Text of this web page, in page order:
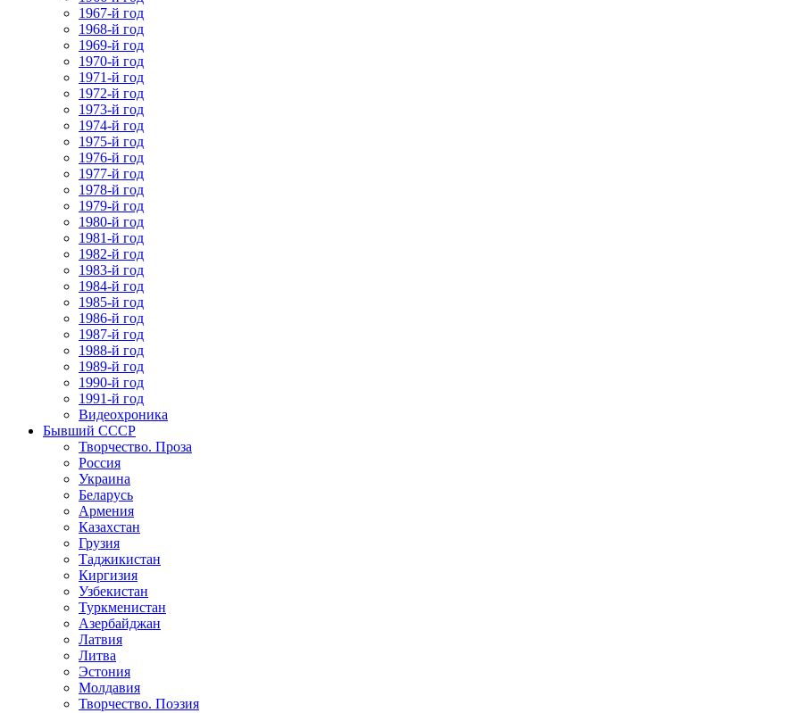
1967-й год
1968-й год
1969-й год
1970-й год
1971-й год
1972-й год
1973-й год
1974-й год
1975-й год
1976-й год
1977-й год
1978-й год
1979-й год
1980-й год
1981-й год
1982-й год
1983-й год
1984-й год
1985-й год
1986-й год
1987-й год
1988-й год
1989-й год
1990-й год
1991-й год
Видеохроника
Бывший СССР
Творчество. Проза
Россия
Украина
Беларусь
Армения
Казахстан
Грузия
Таджикистан
Киргизия
Узбекистан
Туркменистан
Азербайджан
Латвия
Литва
Эстония
Молдавия
Творчество. Поэзия